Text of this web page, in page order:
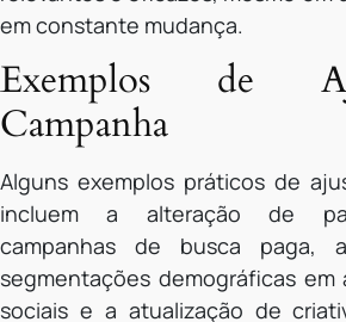
em constante mudança.
Exemplos de
Campanha
Alguns exemplos práticos de
incluem a alteração de
campanhas de busca paga,
segmentações demográficas
sociais e a atualização de